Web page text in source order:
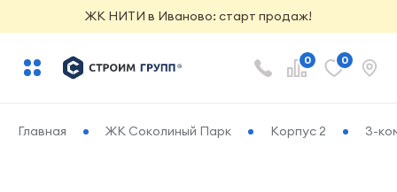
ЖК НИТИ в Иваново: старт продаж!
0 0
Главная ЖК Соколиный Парк Корпус 2 3-